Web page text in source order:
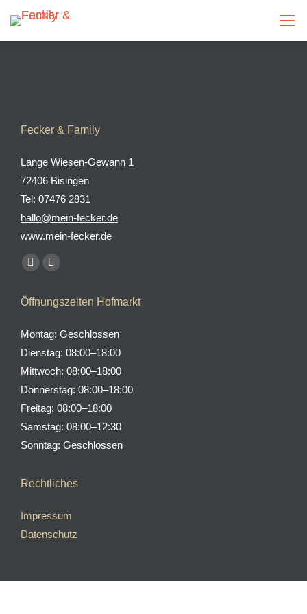
Fecker & Family
Lange Wiesen-Gewann 1
72406 Bisingen
Tel: 07476 2831
hallo@mein-fecker.de
www.mein-fecker.de
Finden Sie uns auf:
Facebook
opens
new
window
Instagram
opens
new
window
Öffnungszeiten Hofmarkt
Montag: Geschlossen
Dienstag: 08:00–18:00
Mittwoch: 08:00–18:00
Donnerstag: 08:00–18:00
Freitag: 08:00–18:00
Samstag: 08:00–12:30
Sonntag: Geschlossen
Rechtliches
Impressum
Datenschutz